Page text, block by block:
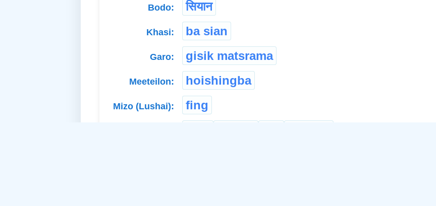
Bodo: सियान
Khasi: ba sian
Garo: gisik matsrama
Meeteilon: hoishingba
Mizo (Lushai): fing